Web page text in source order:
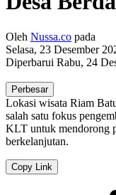
Oleh Nussa.co pada
Selasa, 23 Desember
Diperbarui Rabu, 24
Perbesar
Lokasi wisata Riam
salah satu fokus
KLT untuk mendorong
berkelanjutan.
Copy Link